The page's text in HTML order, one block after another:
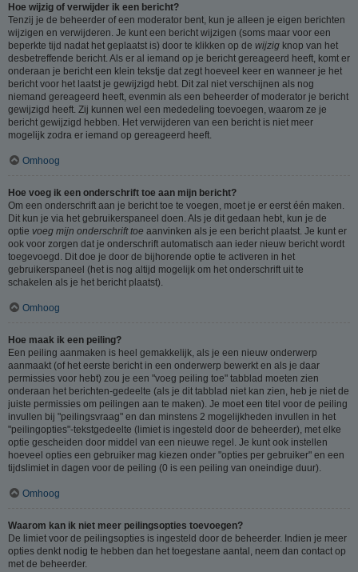
Hoe wijzig of verwijder ik een bericht?
Tenzij je de beheerder of een moderator bent, kun je alleen je eigen berichten
wijzigen en verwijderen. Je kunt een bericht wijzigen (soms maar voor een
beperkte tijd nadat het geplaatst is) door te klikken op de wijzig knop van het
desbetreffende bericht. Als er al iemand op je bericht gereageerd heeft, komt er
onderaan je bericht een klein tekstje dat zegt hoeveel keer en wanneer je het
bericht voor het laatst je gewijzigd hebt. Dit zal niet verschijnen als nog
niemand gereageerd heeft, evenmin als een beheerder of moderator je bericht
gewijzigd heeft. Zij kunnen wel een mededeling toevoegen, waarom ze je
bericht gewijzigd hebben. Het verwijderen van een bericht is niet meer
mogelijk zodra er iemand op gereageerd heeft.
Omhoog
Hoe voeg ik een onderschrift toe aan mijn bericht?
Om een onderschrift aan je bericht toe te voegen, moet je er eerst één maken.
Dit kun je via het gebruikerspaneel doen. Als je dit gedaan hebt, kun je de
optie voeg mijn onderschrift toe aanvinken als je een bericht plaatst. Je kunt er
ook voor zorgen dat je onderschrift automatisch aan ieder nieuw bericht wordt
toegevoegd. Dit doe je door de bijhorende optie te activeren in het
gebruikerspaneel (het is nog altijd mogelijk om het onderschrift uit te
schakelen als je het bericht plaatst).
Omhoog
Hoe maak ik een peiling?
Een peiling aanmaken is heel gemakkelijk, als je een nieuw onderwerp
aanmaakt (of het eerste bericht in een onderwerp bewerkt en als je daar
permissies voor hebt) zou je een "voeg peiling toe" tabblad moeten zien
onderaan het berichten-gedeelte (als je dit tabblad niet kan zien, heb je niet de
juiste permissies om peilingen aan te maken). Je moet een titel voor de peiling
invullen bij "peilingsvraag" en dan minstens 2 mogelijkheden invullen in het
"peilingopties"-tekstgedeelte (limiet is ingesteld door de beheerder), met elke
optie gescheiden door middel van een nieuwe regel. Je kunt ook instellen
hoeveel opties een gebruiker mag kiezen onder "opties per gebruiker" en een
tijdslimiet in dagen voor de peiling (0 is een peiling van oneindige duur).
Omhoog
Waarom kan ik niet meer peilingsopties toevoegen?
De limiet voor de peilingsopties is ingesteld door de beheerder. Indien je meer
opties denkt nodig te hebben dan het toegestane aantal, neem dan contact op
met de beheerder.